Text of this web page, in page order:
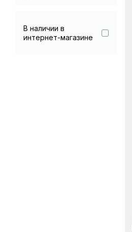
В наличии в
интернет-магазине